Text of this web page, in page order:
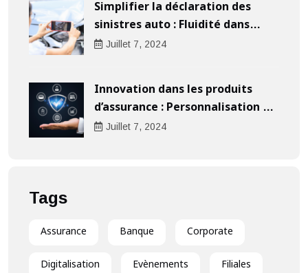
Simplifier la déclaration des
sinistres auto : Fluidité dans
l’indemnisation
Juillet 7, 2024
Innovation dans les produits
d’assurance : Personnalisation au
cœur de l’expérience client
Juillet 7, 2024
Tags
Assurance Banque Corporate
Digitalisation Evènements Filiales